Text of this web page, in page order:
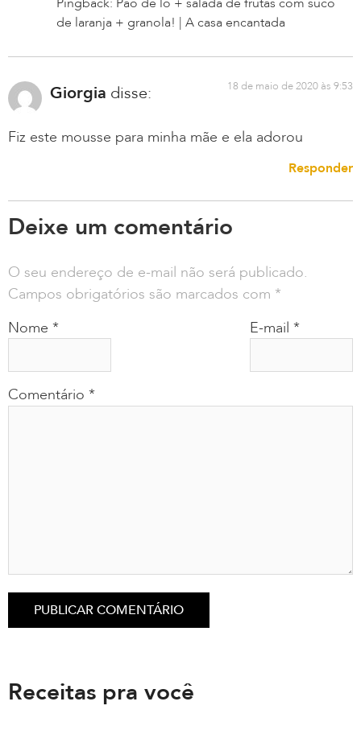
de laranja + granola! | A casa encantada
Giorgia disse: 18 de maio de 2020 às 9:53
Fiz este mousse para minha mãe e ela adorou
Responder
Deixe um comentário
O seu endereço de e-mail não será publicado.
Campos obrigatórios são marcados com *
Comentário *
Nome * E-mail *
Receitas pra você